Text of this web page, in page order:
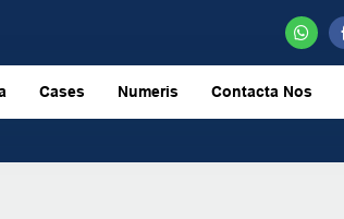
Cases Numeris Contacta Nos